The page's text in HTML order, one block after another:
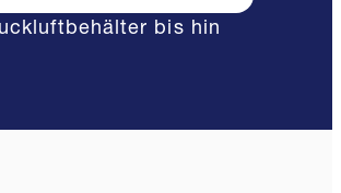
bis hin